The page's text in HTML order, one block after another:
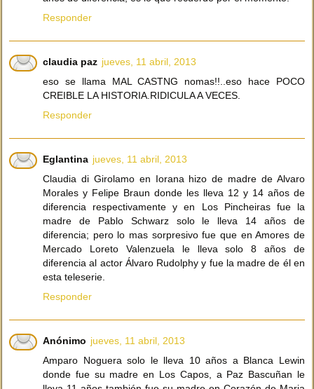
Responder
claudia paz jueves, 11 abril, 2013
eso se llama MAL CASTNG nomas!!..eso hace POCO
CREIBLE LA HISTORIA.RIDICULA A VECES.
Responder
Eglantina jueves, 11 abril, 2013
Claudia di Girolamo en Iorana hizo de madre de Alvaro
Morales y Felipe Braun donde les lleva 12 y 14 años de
diferencia respectivamente y en Los Pincheiras fue la
madre de Pablo Schwarz solo le lleva 14 años de
diferencia; pero lo mas sorpresivo fue que en Amores de
Mercado Loreto Valenzuela le lleva solo 8 años de
diferencia al actor Álvaro Rudolphy y fue la madre de él en
esta teleserie.
Responder
Anónimo jueves, 11 abril, 2013
Amparo Noguera solo le lleva 10 años a Blanca Lewin
donde fue su madre en Los Capos, a Paz Bascuñan le